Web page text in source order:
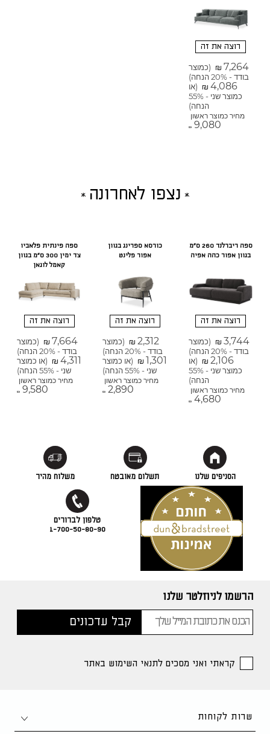
רוצה את זה
₪ 7,264
(כמוצר
בודד - 20% הנחה)
₪ 4,086
(או
כמוצר שני - 55%
הנחה)
מחיר כמוצר ראשון
₪ 9,080
נצפו לאחרונה
ספה ריברלנד 260 ס"מ
בגוון אפור כהה אפיה
רוצה את זה
₪ 3,744
(כמוצר
בודד - 20% הנחה)
₪ 2,106
(או
כמוצר שני - 55%
הנחה)
מחיר כמוצר ראשון
₪ 4,680
כורסא ספרינג בגוון
אפור פלינט
רוצה את זה
₪ 2,312
(כמוצר
בודד - 20% הנחה)
₪ 1,301
(או כמוצר
שני - 55% הנחה)
מחיר כמוצר ראשון
₪ 2,890
ספה פינתית פלאביו
צד ימין 300 ס"מ בגוון
קאמל לוגאן
רוצה את זה
₪ 7,664
(כמוצר
בודד - 20% הנחה)
₪ 4,311
(או כמוצר
שני - 55% הנחה)
מחיר כמוצר ראשון
₪ 9,580
הסניפים שלנו תשלום מאובטח משלוח מהיר
1-700-50-80-90
הרשמו לניוזלטר שלנו
קראתי ואני מסכים לתנאי השימוש באתר
שרות לקוחות